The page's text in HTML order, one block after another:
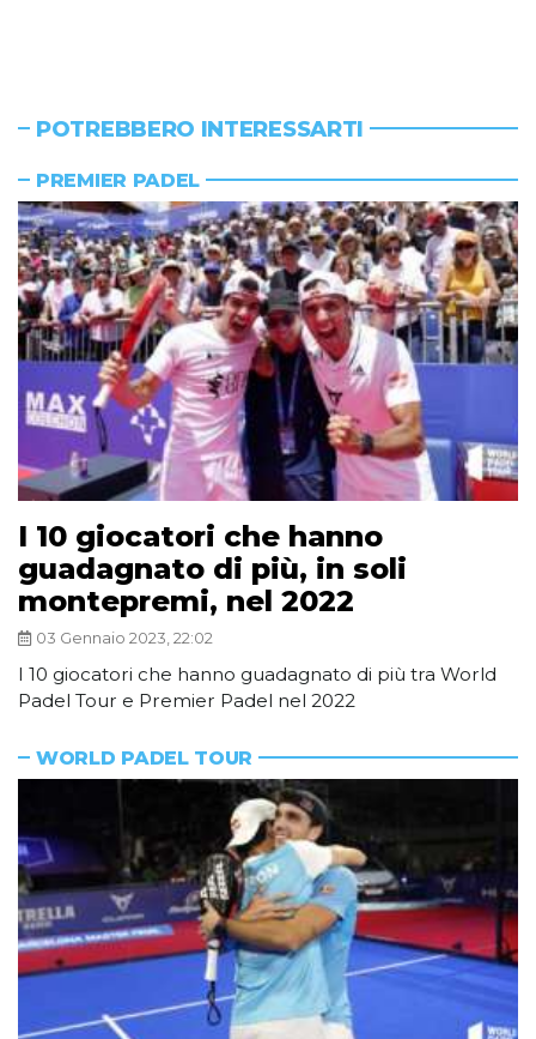
POTREBBERO INTERESSARTI
PREMIER PADEL
I 10 giocatori che hanno
guadagnato di più, in soli
montepremi, nel 2022
03 Gennaio 2023, 22:02
I 10 giocatori che hanno guadagnato di più tra World
Padel Tour e Premier Padel nel 2022
WORLD PADEL TOUR